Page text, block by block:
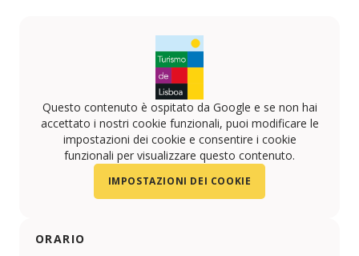
Questo contenuto è ospitato da Google e se non hai
accettato i nostri cookie funzionali, puoi modificare le
impostazioni dei cookie e consentire i cookie
funzionali per visualizzare questo contenuto.
IMPOSTAZIONI DEI COOKIE
ORARIO